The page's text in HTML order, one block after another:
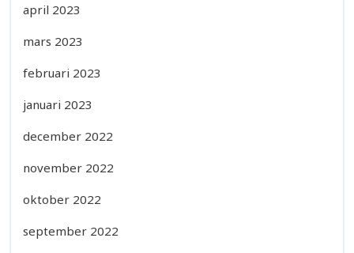
april 2023
mars 2023
februari 2023
januari 2023
december 2022
november 2022
oktober 2022
september 2022